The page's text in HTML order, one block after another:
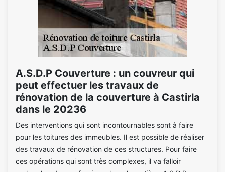
A.S.D.P Couverture : un couvreur qui
peut effectuer les travaux de
rénovation de la couverture à Castirla
dans le 20236
Des interventions qui sont incontournables sont à faire
pour les toitures des immeubles. Il est possible de réaliser
des travaux de rénovation de ces structures. Pour faire
ces opérations qui sont très complexes, il va falloir